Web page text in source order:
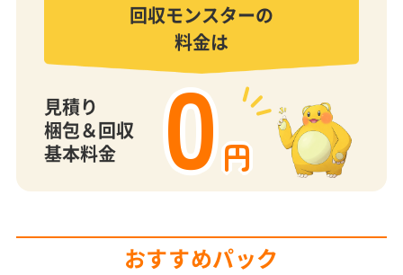
回収モンスターの
料金は
見積り
梱包＆回収
基本料金
0円
おすすめパック